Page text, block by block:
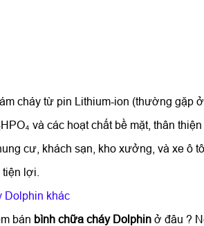
cháy từ pin Lithium-ion (thường gặp
và các hoạt chất bề mặt, thân
cư, khách sạn, kho xưởng, và xe ô
lợi.
Dolphin khác
bán bình chữa cháy Dolphin ở đâu ?